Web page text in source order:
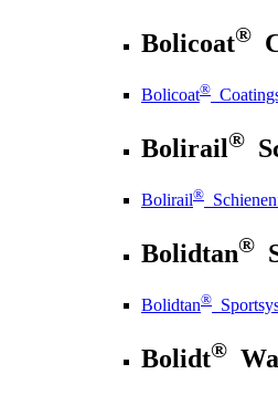
Bolicoat®
Bolicoat®
Bolirail®
Bolirail®
Bolidtan®
Bolidtan®
Bolidt®